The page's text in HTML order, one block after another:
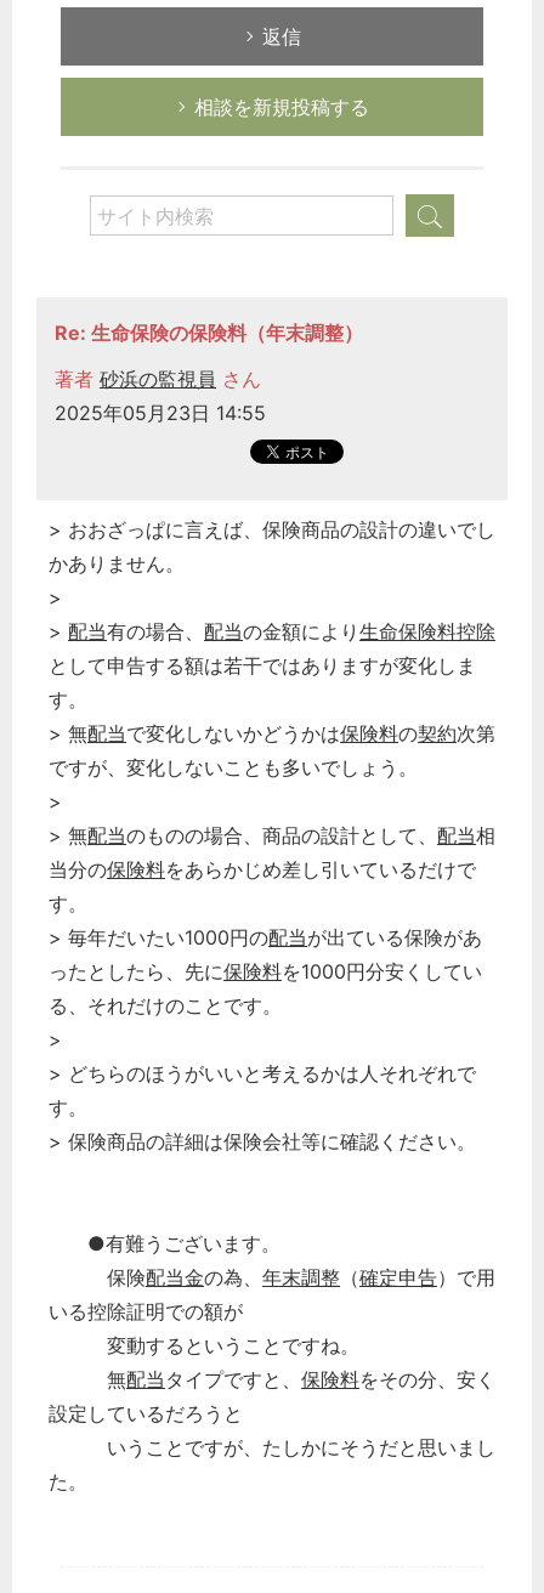
返信
相談を新規投稿する
Re: 生命保険の保険料（年末調整）
著者 砂浜の監視員 さん
2025年05月23日 14:55
> おおざっぱに言えば、保険商品の設計の違いでし
かありません。
>
> 配当有の場合、 配当の金額により 生命保険料控除
として申告する額は若干ではありますが変化しま
す。
> 無配当で変化しないかどうかは保険料の契約次第
ですが、変化しないことも多いでしょう。
>
> 無配当のものの場合、商品の設計として、 配当相
当分の保険料をあらかじめ差し引いているだけで
す。
> 毎年だいたい1000円の配当が出ている保険があ
ったとしたら、先に保険料を1000円分安くしてい
る、それだけのことです。
>
> どちらのほうがいいと考えるかは人それぞれで
す。
> 保険商品の詳細は保険会社等に確認ください。
●有難うございます。
保険配当金の為、 年末調整 （確定申告）で用
いる控除証明での額が
変動するということですね。
無配当 タイプですと、 保険料をその分、安く
設定しているだろうと
いうことですが、たしかにそうだと思いまし
た。
経営の知恵
総務の給湯室
秘書のノウハウ